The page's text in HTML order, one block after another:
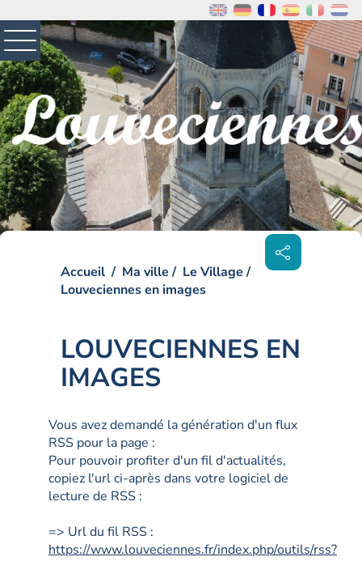
MENU
PRINCIPAL
Visiter la page accueil du site de Louveciennes
Accueil Ma ville
Le Village
Louveciennes en images
Partager
sur les
réseaux
sociaux
LOUVECIENNES EN
IMAGES
Vous avez demandé la génération d'un flux
RSS pour la page :
Pour pouvoir profiter d'un fil d'actualités,
copiez l'url ci-après dans votre logiciel de
lecture de RSS :
=> Url du fil RSS :
https://www.louveciennes.fr/index.php/outils/rss?